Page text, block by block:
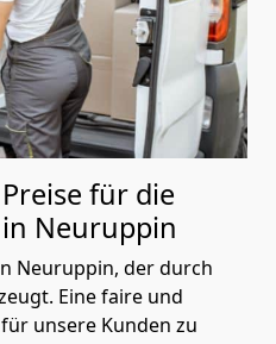
für die
in Neuruppin
Neuruppin, der durch
Eine faire und
unsere Kunden zu